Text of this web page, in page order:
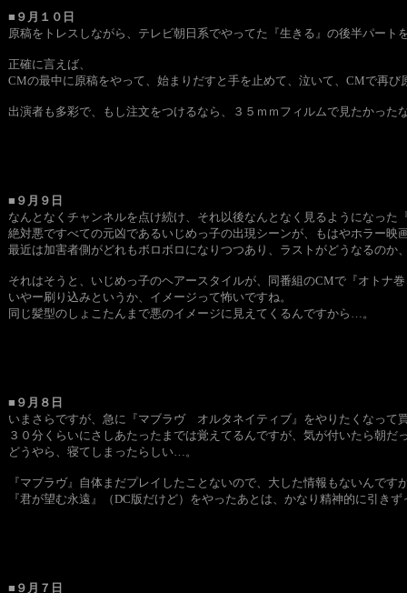
■９月１０日
原稿をトレスしながら、テレビ朝日系でやってた『生きる』の後半パート
正確に言えば、
CMの最中に原稿をやって、始まりだすと手を止めて、泣いて、CMで再
出演者も多彩で、もし注文をつけるなら、３５ｍｍフィルムで見たかっ
■９月９日
なんとなくチャンネルを点け続け、それ以後なんとなく見るようになった
絶対悪ですべての元凶であるいじめっ子の出現シーンが、もはやホラー
最近は加害者側がどれもボロボロになりつつあり、ラストがどうなるのか
それはそうと、いじめっ子のヘアースタイルが、同番組のCMで『オトナ
いやー刷り込みというか、イメージって怖いですね。
同じ髪型のしょこたんまで悪のイメージに見えてくるんですから…。
■９月８日
いまさらですが、急に『マブラヴ オルタネイティブ』をやりたくなって
３０分くらいにさしあたったまでは覚えてるんですが、気が付いたら朝だ
どうやら、寝てしまったらしい…。
『マブラヴ』自体まだプレイしたことないので、大した情報もないんです
『君が望む永遠』（DC版だけど）をやったあとは、かなり精神的に引き
■９月７日